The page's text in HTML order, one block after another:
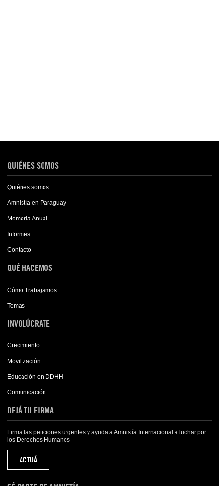
QUIÉNES SOMOS
Quiénes somos
Amnistía en Paraguay
Memoria Anual
Informes
Contacto
QUÉ HACEMOS
Cómo Trabajamos
Temas
INVOLÚCRATE
Crecimiento
Movilización
Educación en DDHH
Comunicación
DEJÁ TU FIRMA
Firma las peticiones urgentes y ayuda a Amnistía Internacional a luchar por
los Derechos Humanos
ACTUÁ